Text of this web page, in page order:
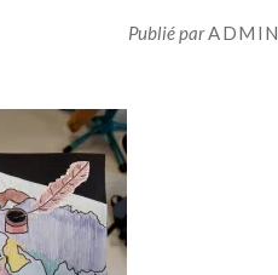
Publié parADMIN